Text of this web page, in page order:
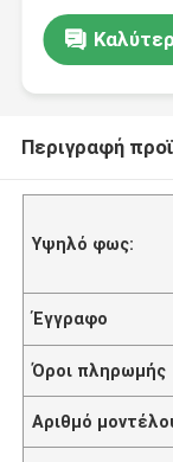
Περιγραφή
Υψηλό φως:
Έγγραφο
Όροι πληρωμής
Αριθμό